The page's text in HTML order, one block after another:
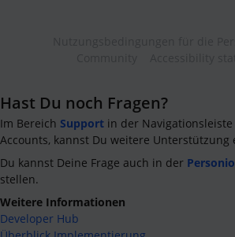
Hast Du noch Fragen?
Im Bereich Support in der Navigationsleiste
Accounts, kannst Du weitere Unterstützung
Du kannst Deine Frage auch in der
stellen.
Weitere Informationen
Developer Hub